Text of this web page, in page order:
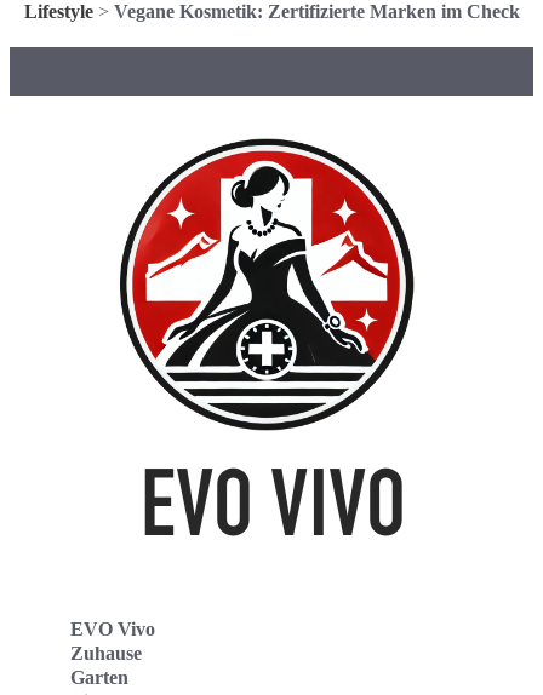
Lifestyle> Vegane Kosmetik: Zertifizierte Marken im Check
EVO Vivo
Zuhause
Garten